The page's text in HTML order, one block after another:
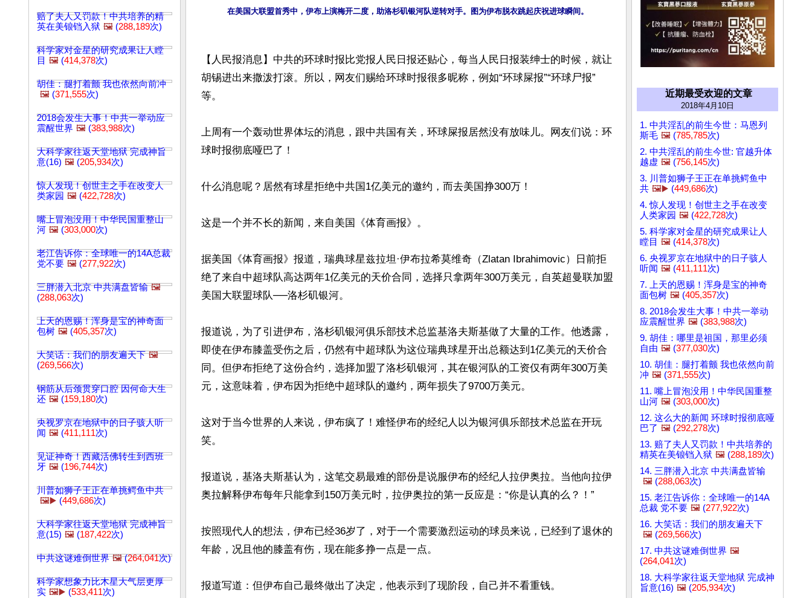
赔了夫人又罚款！中共培养的精
英在美锒铛入狱 🖼️ (288,189次)
科学家对金星的研究成果让人瞠
目 🖼️ (414,378次)
胡佳：腿打着颤 我也依然向前冲
🖼️ (371,555次)
2018会发生大事！中共一举动应
震醒世界 🖼️ (383,988次)
大科学家往返天堂地狱 完成神旨
意(16) 🖼️ (205,934次)
惊人发现！创世主之手在改变人
类家园 🖼️ (422,728次)
嘴上冒泡没用！中华民国重整山
河 🖼️ (303,000次)
老江告诉你：全球唯一的14A总裁
党不要 🖼️ (277,922次)
三胖潜入北京 中共满盘皆输 🖼️
(288,063次)
上天的恩赐！浑身是宝的神奇面
包树 🖼️ (405,357次)
大笑话：我们的朋友遍天下 🖼️
(269,566次)
钢筋从后颈贯穿口腔 因何命大生
还 🖼️ (159,180次)
央视罗京在地狱中的日子骇人听
闻 🖼️ (411,111次)
见证神奇！西藏活佛转生到西班
牙 🖼️ (196,744次)
川普如狮子王正在单挑鳄鱼中共
🖼️▶️ (449,686次)
大科学家往返天堂地狱 完成神旨
意(15) 🖼️ (187,422次)
中共这谜难倒世界 🖼️(264,041次)
科学家想象力比木星大气层更厚
实 🖼️▶️ (533,411次)
在美国大联盟首秀中，伊布上演梅开二度，助洛杉矶银河队逆转对手。图为伊布脱衣跳起庆祝进球瞬间。
【人民报消息】中共的环球时报比党报人民日报还贴心，每当人民日报装绅士的时候，就让
胡锡进出来撒泼打滚。所以，网友们赐给环球时报很多昵称，例如“环球屎报”“环球尸报”
等。
上周有一个轰动世界体坛的消息，跟中共国有关，环球屎报居然没有放味儿。网友们说：环
球时报彻底哑巴了！
什么消息呢？居然有球星拒绝中共国1亿美元的邀约，而去美国挣300万！
这是一个并不长的新闻，来自美国《体育画报》。
据美国《体育画报》报道，瑞典球星兹拉坦·伊布拉希莫维奇（Zlatan Ibrahimovic）日前拒
绝了来自中超球队高达两年1亿美元的天价合同，选择只拿两年300万美元，自英超曼联加盟
美国大联盟球队──洛杉矶银河。
报道说，为了引进伊布，洛杉矶银河俱乐部技术总监基洛夫斯基做了大量的工作。他透露，
即使在伊布膝盖受伤之后，仍然有中超球队为这位瑞典球星开出总额达到1亿美元的天价合
同。但伊布拒绝了这份合约，选择加盟了洛杉矶银河，其在银河队的工资仅有两年300万美
元，这意味着，伊布因为拒绝中超球队的邀约，两年损失了9700万美元。
这对于当今世界的人来说，伊布疯了！难怪伊布的经纪人以为银河俱乐部技术总监在开玩
笑。
报道说，基洛夫斯基认为，这笔交易最难的部份是说服伊布的经纪人拉伊奥拉。当他向拉伊
奥拉解释伊布每年只能拿到150万美元时，拉伊奥拉的第一反应是：“你是认真的么？！”
按照现代人的想法，伊布已经36岁了，对于一个需要激烈运动的球员来说，已经到了退休的
年龄，况且他的膝盖有伤，现在能多挣一点是一点。
报道写道：但伊布自己最终做出了决定，他表示到了现阶段，自己并不看重钱。
近期最受欢迎的文章
2018年4月10日
1. 中共淫乱的前生今世：马恩列
斯毛 🖼️ (785,785次)
2. 中共淫乱的前生今世: 官越升体
越虚 🖼️ (756,145次)
3. 川普如狮子王正在单挑鳄鱼中
共 🖼️▶️ (449,686次)
4. 惊人发现！创世主之手在改变
人类家园 🖼️ (422,728次)
5. 科学家对金星的研究成果让人
瞠目 🖼️ (414,378次)
6. 央视罗京在地狱中的日子骇人
听闻 🖼️ (411,111次)
7. 上天的恩赐！浑身是宝的神奇
面包树 🖼️ (405,357次)
8. 2018会发生大事！中共一举动
应震醒世界 🖼️ (383,988次)
9. 胡佳：哪里是祖国，那里必须
自由 🖼️ (377,030次)
10. 胡佳：腿打着颤 我也依然向前
冲 🖼️ (371,555次)
11. 嘴上冒泡没用！中华民国重整
山河 🖼️ (303,000次)
12. 这么大的新闻 环球时报彻底哑
巴了 🖼️ (292,278次)
13. 赔了夫人又罚款！中共培养的
精英在美锒铛入狱 🖼️ (288,189次)
14. 三胖潜入北京 中共满盘皆输
🖼️ (288,063次)
15. 老江告诉你：全球唯一的14A
总裁 党不要 🖼️ (277,922次)
16. 大笑话：我们的朋友遍天下
🖼️ (269,566次)
17. 中共这谜难倒世界 🖼️
(264,041次)
18. 大科学家往返天堂地狱 完成神
旨意(16) 🖼️ (205,934次)